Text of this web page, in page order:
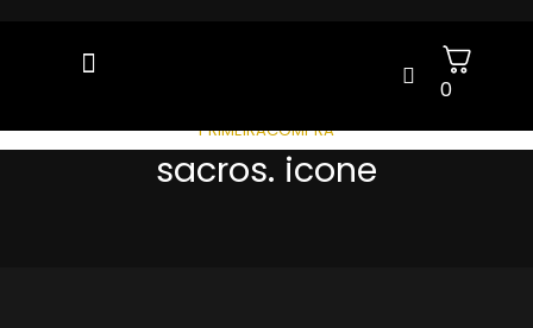
PRIMEIRACOMPRA
0
sacros. icone